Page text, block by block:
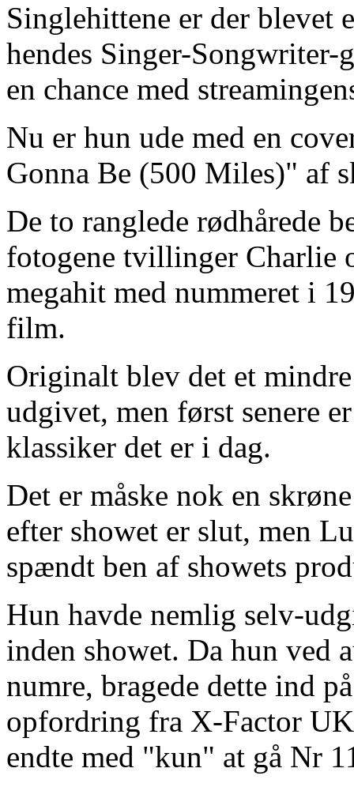
Singlehittene er der blevet
hendes Singer-Songwriter-
en chance med
Nu er hun ude med en
Gonna Be (500 Miles)" af
De to ranglede rødhårede
fotogene tvillinger Charlie
megahit med nummeret i
film.
Originalt blev det et
udgivet, men først senere
klassiker det er i dag.
Det er måske nok en
efter showet er slut, men
spændt ben af showets
Hun havde nemlig selv-
inden showet. Da hun ved
numre, bragede dette ind
opfordring fra X-Factor
endte med "kun" at gå Nr